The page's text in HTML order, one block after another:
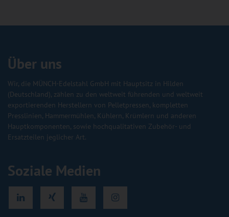
Über uns
Wir, die MÜNCH-Edelstahl GmbH mit Hauptsitz in Hilden
(Deutschland), zählen zu den weltweit führenden und weltweit
exportierenden Herstellern von Pelletpressen, kompletten
Presslinien, Hammermühlen, Kühlern, Krümlern und anderen
Hauptkomponenten, sowie hochqualitativen Zubehör- und
Ersatzteilen jeglicher Art.
Soziale Medien